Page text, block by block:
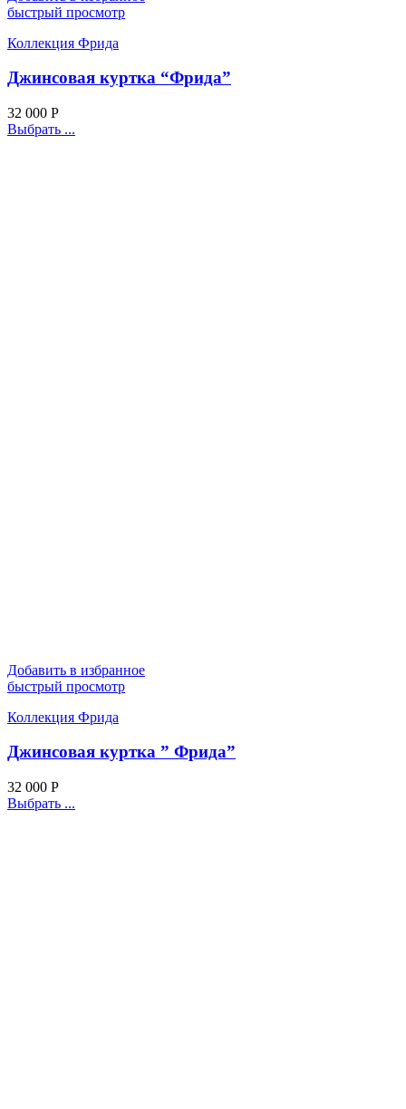
быстрый просмотр
Коллекция Фрида
Джинсовая куртка “Фрида”
32 000 Р
Выбрать ...
Добавить в избранное
быстрый просмотр
Коллекция Фрида
Джинсовая куртка ” Фрида”
32 000 Р
Выбрать ...